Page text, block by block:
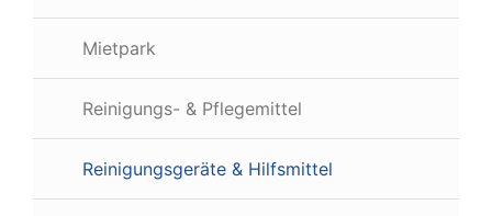
Mietpark
Reinigungs- & Pflegemittel
Reinigungsgeräte & Hilfsmittel